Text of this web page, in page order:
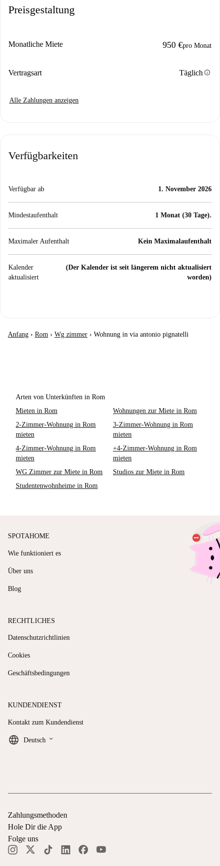
Preisgestaltung
Monatliche Miete 950 €pro Monat
Vertragsart Täglich info
Alle Zahlungen anzeigen
Verfügbarkeiten
Verfügbar ab 1. November 2026
Mindestaufenthalt 1 Monat (30 Tage).
Maximaler Aufenthalt Kein Maximalaufenthalt
Kalender
aktualisiert
(Der Kalender ist seit längerem nicht aktualisiert
worden)
Anfang › Rom › Wg zimmer › Wohnung in via antonio pignatelli
Arten von Unterkünften in Rom
Mieten in Rom
Wohnungen zur Miete in Rom
2-Zimmer-Wohnung in Rom
mieten
3-Zimmer-Wohnung in Rom
mieten
4-Zimmer-Wohnung in Rom
mieten
+4-Zimmer-Wohnung in Rom
mieten
WG Zimmer zur Miete in Rom
Studios zur Miete in Rom
Studentenwohnheime in Rom
SPOTAHOME
Wie funktioniert es
Über uns
Blog
RECHTLICHES
Datenschutzrichtlinien
Cookies
Geschäftsbedingungen
KUNDENDIENST
Kontakt zum Kundendienst
Deutsch keyboard_arrow_down
Zahlungsmethoden
Hole Dir die App
Folge uns